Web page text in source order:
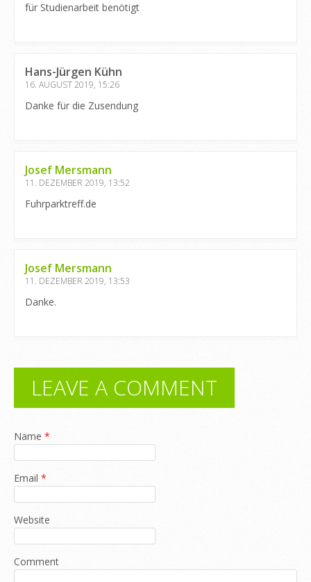
für Studienarbeit benötigt
Hans-Jürgen Kühn
16. AUGUST 2019, 15:26
Danke für die Zusendung
Josef Mersmann
11. DEZEMBER 2019, 13:52
Fuhrparktreff.de
Josef Mersmann
11. DEZEMBER 2019, 13:53
Danke.
LEAVE A COMMENT
Name *
Email *
Website
Comment